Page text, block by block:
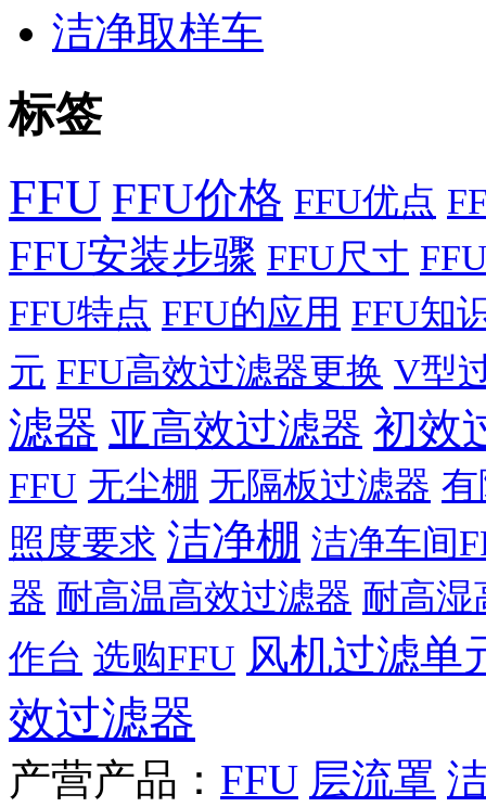
洁净取样车
标签
FFU FFU价格 FFU优点
FFU安装步骤 FFU尺寸
FFU特点 FFU的应用 FFU知
元 FFU高效过滤器更换 V型
滤器 亚高效过滤器 初效
FFU 无尘棚 无隔板过滤器
照度要求 洁净棚 洁净车间
器 耐高温高效过滤器 耐高湿
作台 选购FFU 风机过滤单
效过滤器
产营产品： FFU 层流罩